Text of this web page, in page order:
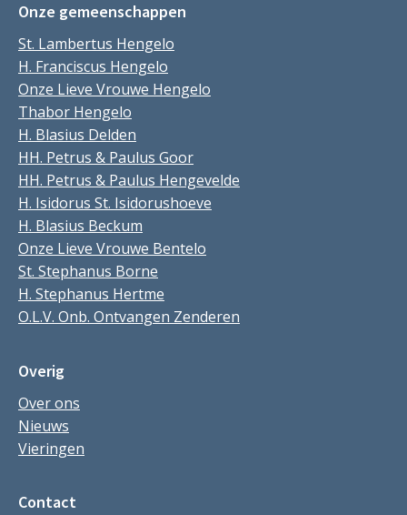
Onze gemeenschappen
St. Lambertus Hengelo
H. Franciscus Hengelo
Onze Lieve Vrouwe Hengelo
Thabor Hengelo
H. Blasius Delden
HH. Petrus & Paulus Goor
HH. Petrus & Paulus Hengevelde
H. Isidorus St. Isidorushoeve
H. Blasius Beckum
Onze Lieve Vrouwe Bentelo
St. Stephanus Borne
H. Stephanus Hertme
O.L.V. Onb. Ontvangen Zenderen
Overig
Over ons
Nieuws
Vieringen
Contact